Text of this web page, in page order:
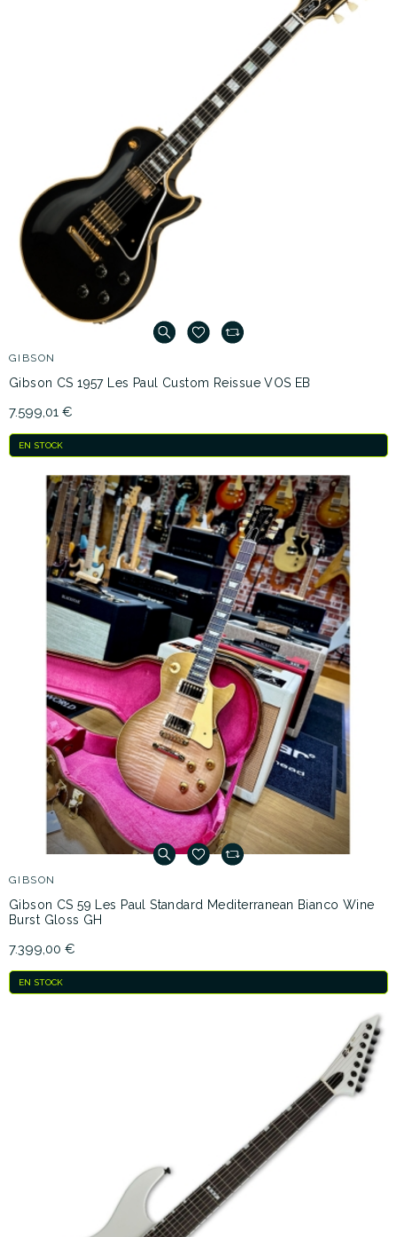
GIBSON
Gibson CS 1957 Les Paul Custom Reissue VOS EB
7.599,01 €
EN STOCK
GIBSON
Gibson CS 59 Les Paul Standard Mediterranean Bianco Wine
Burst Gloss GH
7.399,00 €
EN STOCK